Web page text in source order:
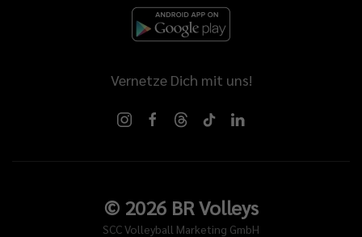
Vernetze Dich mit uns!
© 2026BR Volleys
SCC Volleyball Marketing GmbH